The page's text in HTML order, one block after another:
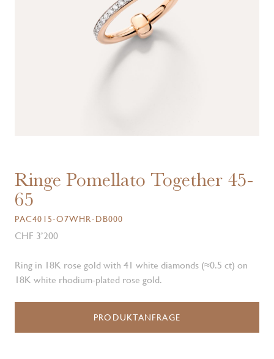
Ringe Pomellato Together 45-
65
PAC4015-O7WHR-DB000
CHF 3’200
Ring in 18K rose gold with 41 white diamonds (≈0.5 ct) on
18K white rhodium-plated rose gold.
PRODUKTANFRAGE